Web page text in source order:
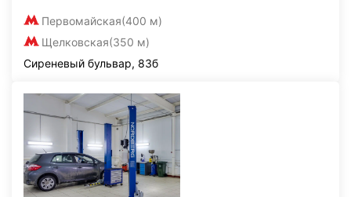
Первомайская(400 м)
Щелковская(350 м)
Сиреневый бульвар, 83б